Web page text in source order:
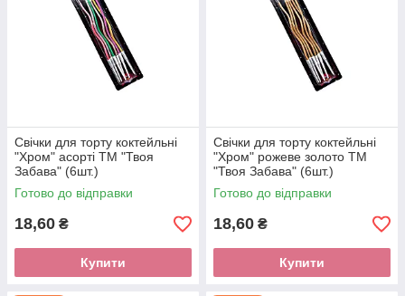
Свічки для торту коктейльні
"Хром" асорті ТМ "Твоя
Забава" (6шт.)
Готово до відправки
18,60 ₴
Купити
Свічки для торту коктейльні
"Хром" рожеве золото ТМ
"Твоя Забава" (6шт.)
Готово до відправки
18,60 ₴
Купити